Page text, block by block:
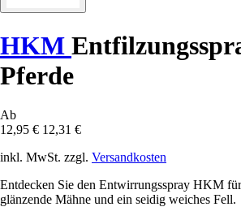
HKM
Pferde
Ab
12,95 € 12,31 €
inkl. MwSt. zzgl. Versandkosten
Entdecken Sie den Entwirrungsspray HKM
glänzende Mähne und ein seidig weiches Fell.